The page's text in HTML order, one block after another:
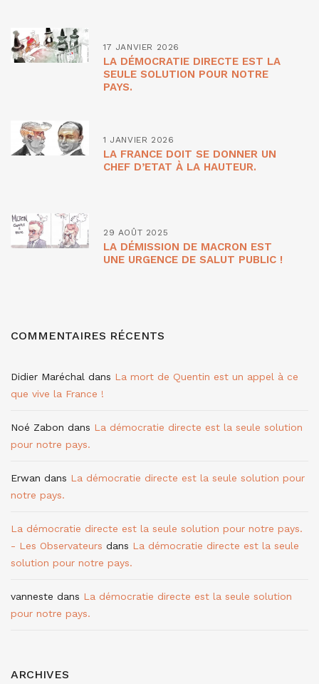
17 JANVIER 2026
LA DÉMOCRATIE DIRECTE EST LA
SEULE SOLUTION POUR NOTRE
PAYS.
1 JANVIER 2026
LA FRANCE DOIT SE DONNER UN
CHEF D’ETAT À LA HAUTEUR.
29 AOÛT 2025
LA DÉMISSION DE MACRON EST
UNE URGENCE DE SALUT PUBLIC !
COMMENTAIRES RÉCENTS
Didier Maréchal dans La mort de Quentin est un appel à ce
que vive la France !
Noé Zabon dans La démocratie directe est la seule solution
pour notre pays.
Erwan dans La démocratie directe est la seule solution pour
notre pays.
La démocratie directe est la seule solution pour notre pays.
- Les Observateurs dans La démocratie directe est la seule
solution pour notre pays.
vanneste dans La démocratie directe est la seule solution
pour notre pays.
ARCHIVES